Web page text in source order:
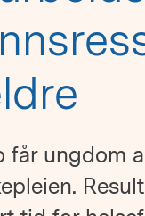
får ungdom